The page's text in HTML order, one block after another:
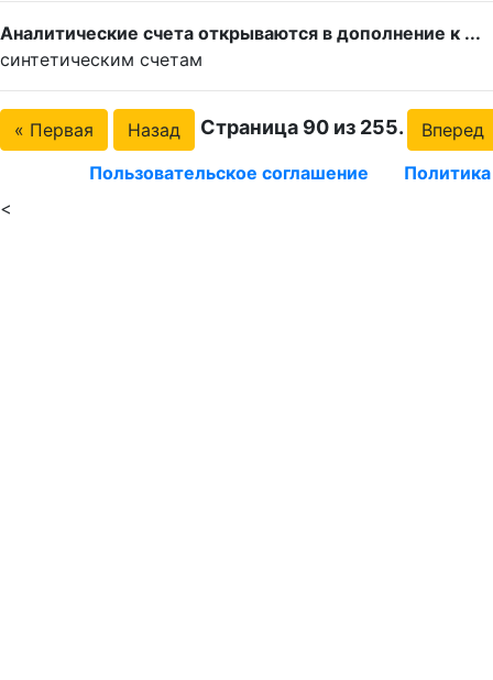
Аналитические счета открываются в дополнение к ...
синтетическим счетам
« Первая Назад Страница 90 из 255.
Вперед
Пользовательское соглашение
<